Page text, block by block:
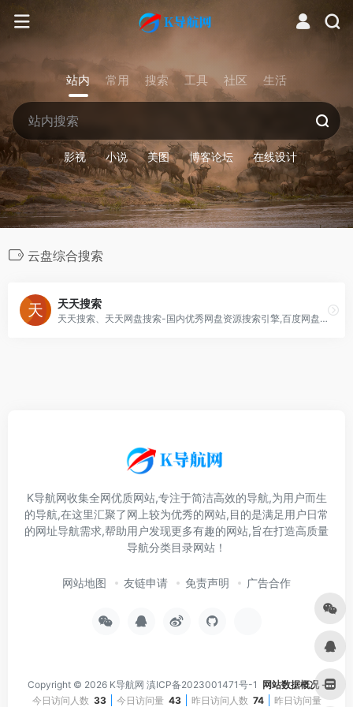
站内 常用 搜索 工具 社区 生活
影视 小说 美图 博客论坛 在线设计
云盘综合搜索
天天搜索
天天搜索、天天网盘搜索-国内优秀网盘资源搜索引擎,百度网盘搜索,百度云搜索,支持百度网盘搜索,360云盘资源搜索,迅雷快传搜索,城通网盘搜索,华为DBank网盘
K导航网收集全网优质网站,专注于简洁高效的导航,为用户而生
的导航,在这里汇聚了网上较为优秀的网站,目的是满足用户日常
的网址导航需求,帮助用户发现更多有趣的网站,旨在打造高质量
导航分类目录网站！
网站地图 友链申请 免责声明 广告合作
Copyright © 2026 K导航网 滇ICP备2023001471号-1 网站数据概况 -
今日访问人数 33 今日访问量 43 昨日访问人数 74 昨日访问量